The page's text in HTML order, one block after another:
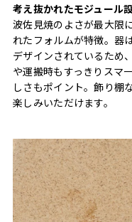
考え抜かれたモジュール
波佐見焼のよさが最大限
れたフォルムが特徴。器
デザインされているため
や運搬時もすっきりスマ
しさもポイント。飾り棚
楽しみいただけます。